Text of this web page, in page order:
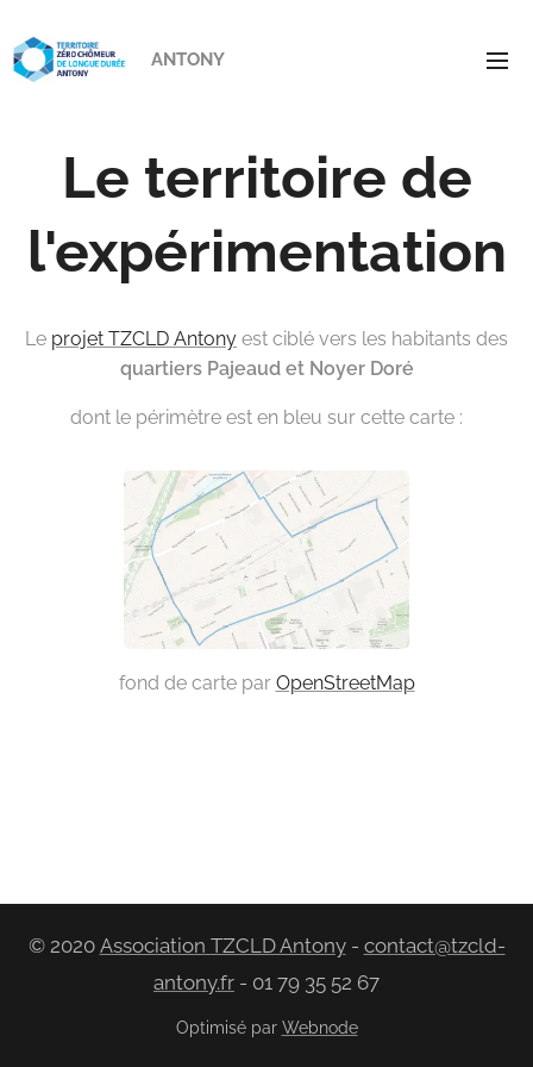
ANTONY
Le territoire de
l'expérimentation
Le projet TZCLD Antony est ciblé vers les habitants des
quartiers Pajeaud et Noyer Doré
dont le périmètre est en bleu sur cette carte :
fond de carte par OpenStreetMap
© 2020 Association TZCLD Antony- contact@tzcld-
antony.fr - 01 79 35 52 67
Optimisé par Webnode